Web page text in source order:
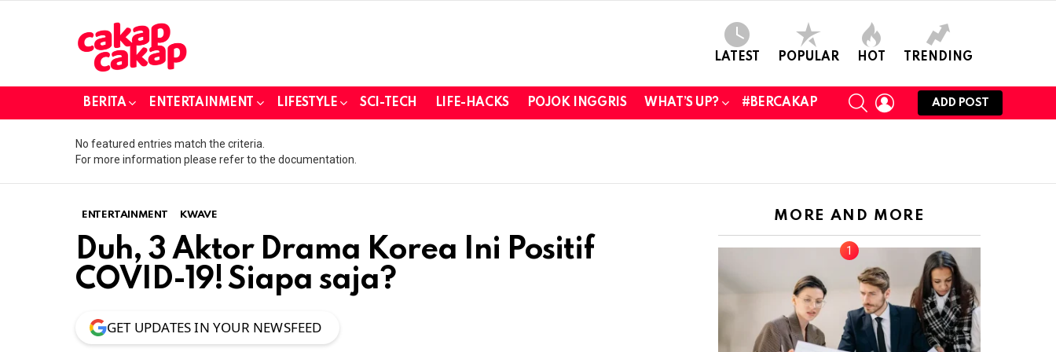
LATEST POPULAR HOT TRENDING
BERITA ENTERTAINMENT LIFESTYLE SCI-TECH LIFE-HACKS POJOK INGGRIS WHAT’S UP? #BERCAKAP
SEARCHLOGIN
ADD POST
No featured entries match the criteria.
For more information please refer to the documentation.
ENTERTAINMENT KWAVE
Duh, 3 Aktor Drama Korea Ini Positif
COVID-19! Siapa saja?
GET UPDATES IN YOUR NEWSFEED
MORE AND MORE